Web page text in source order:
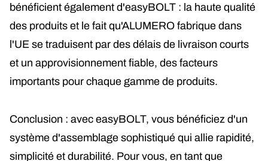
bénéficient également d'easyBOLT : la haute qualité
des produits et le fait qu'ALUMERO fabrique dans
l'UE se traduisent par des délais de livraison courts
et un approvisionnement fiable, des facteurs
importants pour chaque gamme de produits.
Conclusion : avec easyBOLT, vous bénéficiez d'un
système d'assemblage sophistiqué qui allie rapidité,
simplicité et durabilité. Pour vous, en tant que